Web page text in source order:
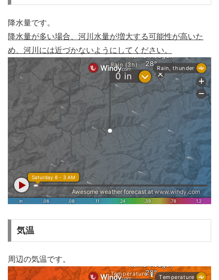
降水量です。
降水量が多い場合、河川水量が増大する可能性が高いた
め、河川には近づかないようにしてください。
気温
周辺の気温です。